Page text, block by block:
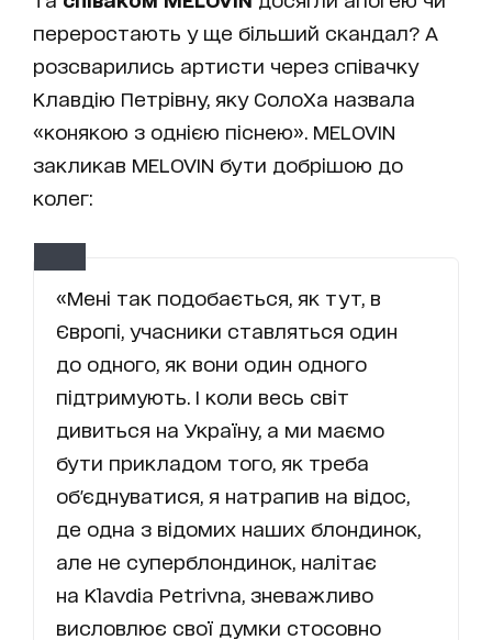
переростають у ще більший скандал? А
розсварились артисти через співачку
Клавдію Петрівну, яку СолоХа назвала
«конякою з однією піснею». MELOVIN
закликав MELOVIN бути добрішою до
колег:
«Мені так подобається, як тут, в
Європі, учасники ставляться один
до одного, як вони один одного
підтримують. І коли весь світ
дивиться на Україну, а ми маємо
бути прикладом того, як треба
об'єднуватися, я натрапив на відос,
де одна з відомих наших блондинок,
але не суперблондинок, налітає
на Klavdia Petrivna, зневажливо
висловлює свої думки стосовно